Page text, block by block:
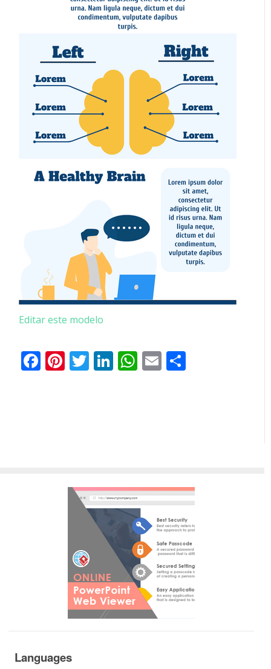
Editar este modelo
Facebook
Pinterest
Twitter
LinkedIn
WhatsApp
Email
Languages